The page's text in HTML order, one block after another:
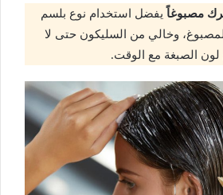
مصبوغاً يفضل استخدام نوع بلسم
وخالي من السليكون حتى لا
الصبغة مع الوقت.